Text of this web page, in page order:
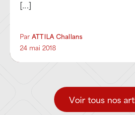
surfaces techniques),
des toits-terrasses
des couvertures
24 mai 2018
Voir tous nos